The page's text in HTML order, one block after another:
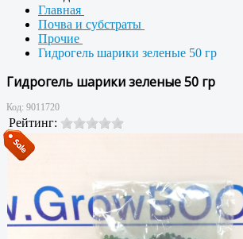
Главная
Почва и субстраты
Прочие
Гидрогель шарики зеленые 50 гр
Гидрогель шарики зеленые 50 гр
Код: 9011720
Рейтинг: